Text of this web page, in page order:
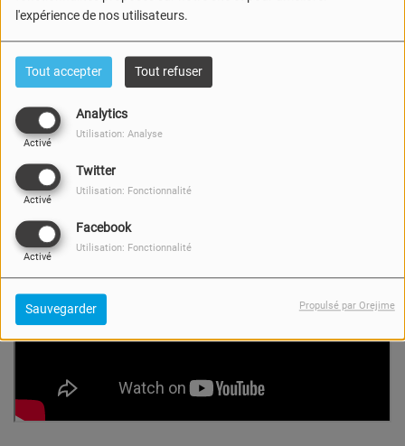
l'expérience de nos utilisateurs.
Tout accepter Tout refuser
Analytics
Activé
Utilisation: Analyse
Twitter
Activé
Utilisation: Fonctionnalité
Facebook
Activé
Utilisation: Fonctionnalité
Sauvegarder Propulsé par Orejime
Session acoustique dans le studio d'Ultrason